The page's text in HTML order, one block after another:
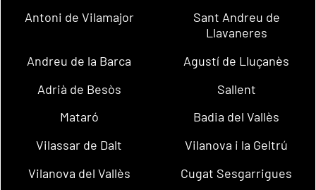
Antoni de Vilamajor
Sant Andreu de
Llavaneres
Andreu de la Barca
Agustí de Lluçanès
Adrià de Besòs
Sallent
Mataró
Badia del Vallès
Vilassar de Dalt
Vilanova i la Geltrú
Vilanova del Vallès
Cugat Sesgarrigues